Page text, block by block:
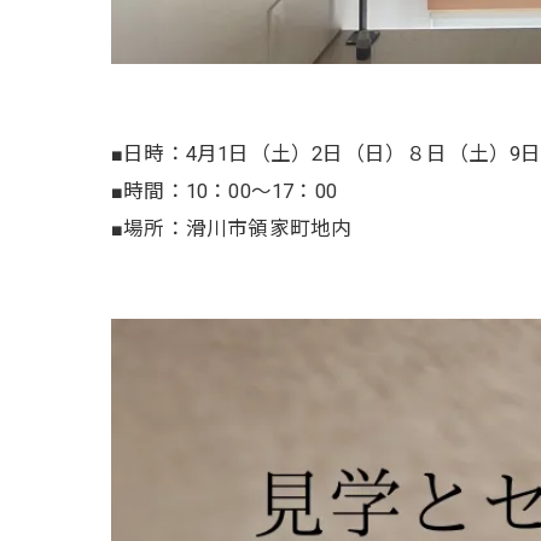
■日時：4月1日（土）2日（日）８日（土）9
■時間：10：00～17：00
■場所：滑川市領家町地内